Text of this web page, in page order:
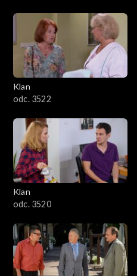
Klan
odc. 3522
Klan
odc. 3520